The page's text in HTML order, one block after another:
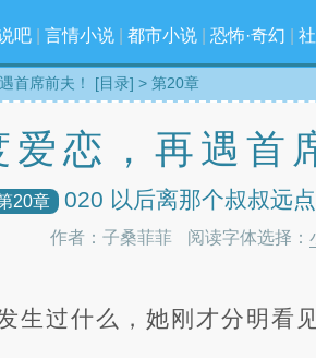
吧 言情小说 都市小说 恐怖·奇幻
首席前夫！ [目录] > 第20章
爱恋，再遇首
20章 020 以后离那个叔叔远
作者：子桑菲菲 阅读字体选择：
生过什么，她刚才分明看